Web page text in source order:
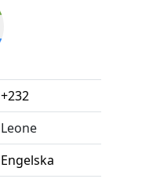
+232
Leone
Engelska